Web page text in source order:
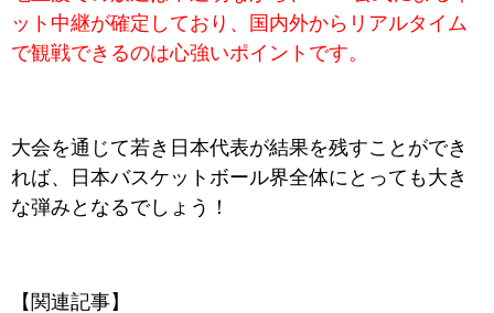
ット中継が確定しており、国内外からリアルタイム
で観戦できるのは心強いポイントです。
大会を通じて若き日本代表が結果を残すことができ
れば、日本バスケットボール界全体にとっても大き
な弾みとなるでしょう！
【関連記事】